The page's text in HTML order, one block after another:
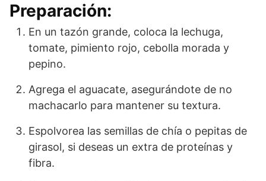
Preparación:
En un tazón grande, coloca la lechuga,
tomate, pimiento rojo, cebolla morada y
pepino.
Agrega el aguacate, asegurándote de no
machacarlo para mantener su textura.
Espolvorea las semillas de chía o pepitas de
girasol, si deseas un extra de proteínas y
fibra.